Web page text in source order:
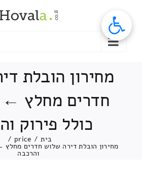
מחירון הובלת
חדרים מחלץ ←
כולל פירוק
בית /
price
/
מחירון הובלת דירה שלוש חדרים מחלץ
והרכבה